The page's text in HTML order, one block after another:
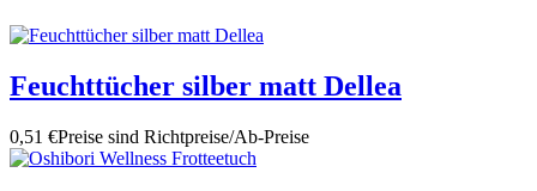
Feuchttücher silber matt Dellea
0,51 €Preise sind Richtpreise/Ab-Preise